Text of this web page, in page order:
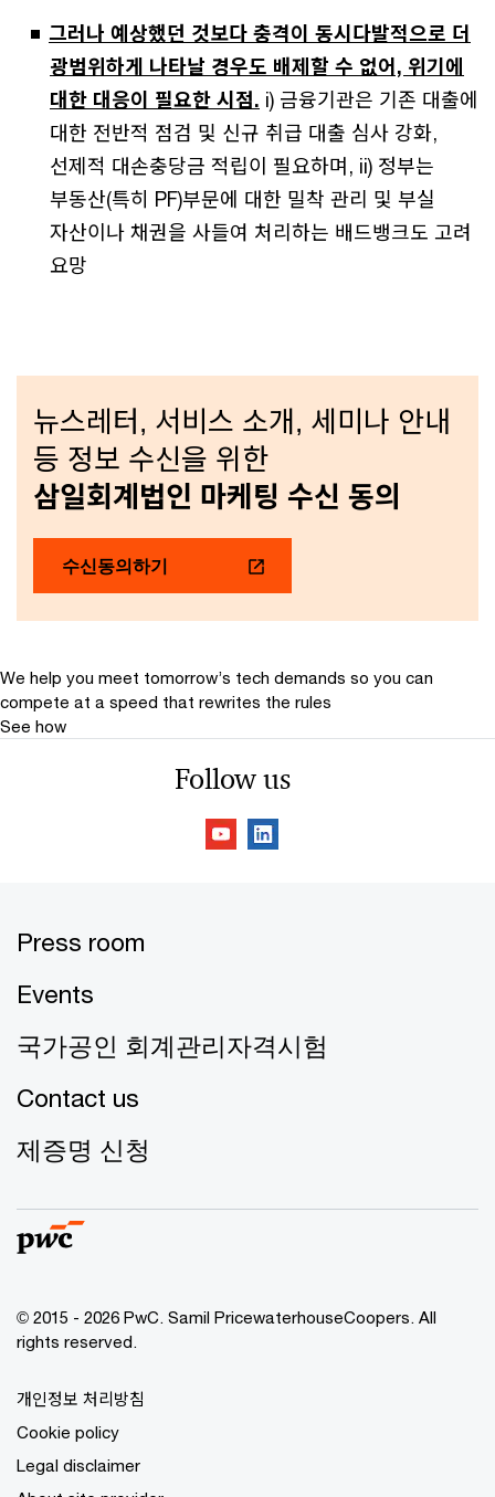
그러나 예상했던 것보다 충격이 동시다발적으로 더
광범위하게 나타날 경우도 배제할 수 없어, 위기에
대한 대응이 필요한 시점. i) 금융기관은 기존 대출에
대한 전반적 점검 및 신규 취급 대출 심사 강화,
선제적 대손충당금 적립이 필요하며, ii) 정부는
부동산(특히 PF)부문에 대한 밀착 관리 및 부실
자산이나 채권을 사들여 처리하는 배드뱅크도 고려
요망
뉴스레터, 서비스 소개, 세미나 안내
등 정보 수신을 위한
삼일회계법인 마케팅 수신 동의
수신동의하기
We help you meet tomorrow’s tech demands so you can
compete at a speed that rewrites the rules
See how
Follow us
Press room
Events
국가공인 회계관리자격시험
Contact us
제증명 신청
© 2015 - 2026 PwC. Samil PricewaterhouseCoopers. All
rights reserved.
개인정보 처리방침
Cookie policy
Legal disclaimer